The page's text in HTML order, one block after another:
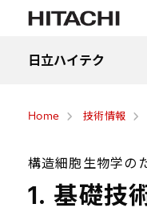
日立ハイテク
Home 技術情報
構造細胞生物学の
1. 基礎技